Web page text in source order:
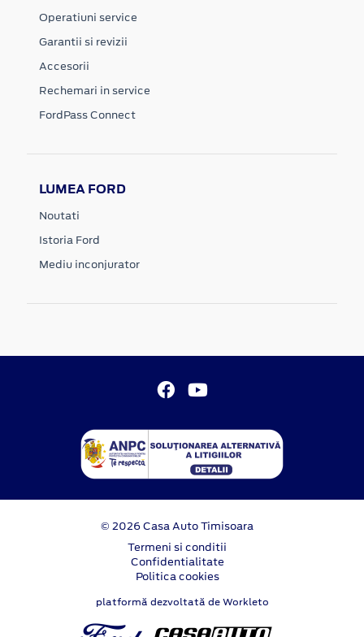
Operatiuni service
Garantii si revizii
Accesorii
Rechemari in service
FordPass Connect
LUMEA FORD
Noutati
Istoria Ford
Mediu inconjurator
© 2026 Casa Auto Timisoara
Termeni si conditii
Confidentialitate
Politica cookies
platformă dezvoltată de Workleto